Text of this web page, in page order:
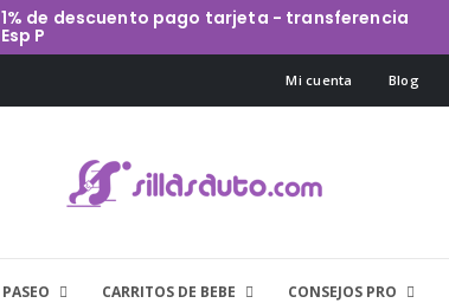
1% de descuento pago tarjeta - transferencia
Esp P
Mi cuenta Blog
PASEO CARRITOS DE BEBE CONSEJOS PRO